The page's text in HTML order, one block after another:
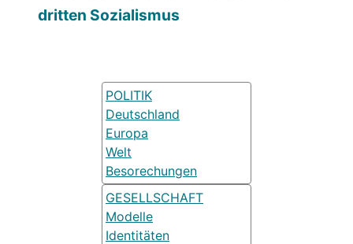
dritten Sozialismus
POLITIK
Deutschland
Europa
Welt
Besorechungen
GESELLSCHAFT
Modelle
Identitäten